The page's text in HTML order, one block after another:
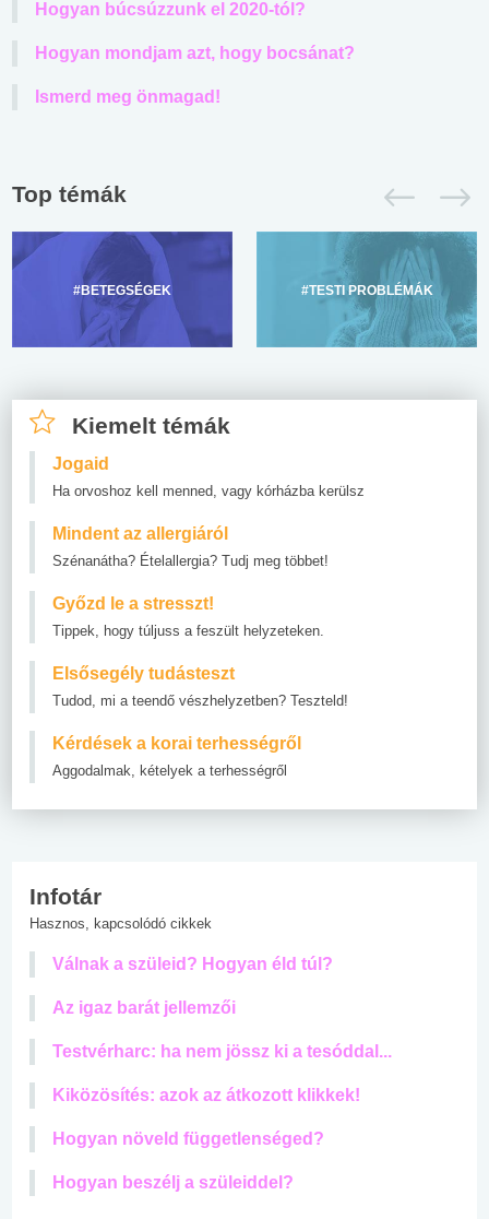
Hogyan búcsúzzunk el 2020-tól?
Hogyan mondjam azt, hogy bocsánat?
Ismerd meg önmagad!
Top témák
#BETEGSÉGEK #TESTI PROBLÉMÁK
Kiemelt témák
Jogaid
Ha orvoshoz kell menned, vagy kórházba kerülsz
Mindent az allergiáról
Szénanátha? Ételallergia? Tudj meg többet!
Győzd le a stresszt!
Tippek, hogy túljuss a feszült helyzeteken.
Elsősegély tudásteszt
Tudod, mi a teendő vészhelyzetben? Teszteld!
Kérdések a korai terhességről
Aggodalmak, kételyek a terhességről
Infotár
Hasznos, kapcsolódó cikkek
Válnak a szüleid? Hogyan éld túl?
Az igaz barát jellemzői
Testvérharc: ha nem jössz ki a tesóddal...
Kiközösítés: azok az átkozott klikkek!
Hogyan növeld függetlenséged?
Hogyan beszélj a szüleiddel?